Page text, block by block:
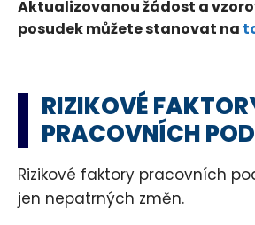
Aktualizovanou žádost a
posudek můžete stanovat na
RIZIKOVÉ
PRACOVNÍCH
Rizikové faktory pracovních
jen nepatrných změn.